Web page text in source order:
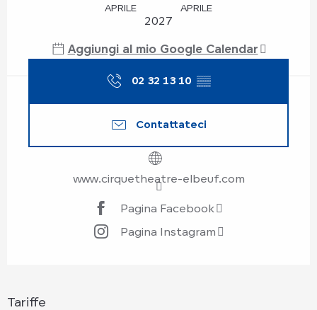
APRILE APRILE
2027
Aggiungi al mio Google Calendar
02 32 13 10 ▒▒
Contattateci
www.cirquetheatre-elbeuf.com
Pagina Facebook
Pagina Instagram
Tariffe